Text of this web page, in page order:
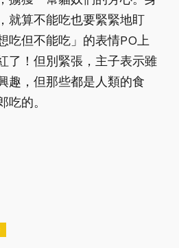
就算不能吃也要緊緊地盯
吃但不能吃」的表情PO上
了！但別緊張，主子表示雖
趣，但那些都是人類的食
吃的。